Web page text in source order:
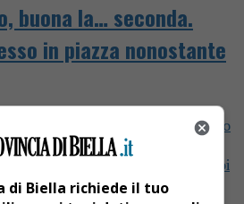
buona la… seconda.
in piazza nonostante
e piazza Primo Maggio si sono
nonostante il maltempo. Il
“Se voi ci credete, noi
di Biella richiede il tuo